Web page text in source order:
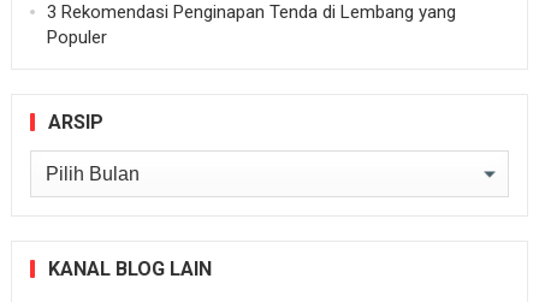
3 Rekomendasi Penginapan Tenda di Lembang yang
Populer
ARSIP
Arsip
KANAL BLOG LAIN